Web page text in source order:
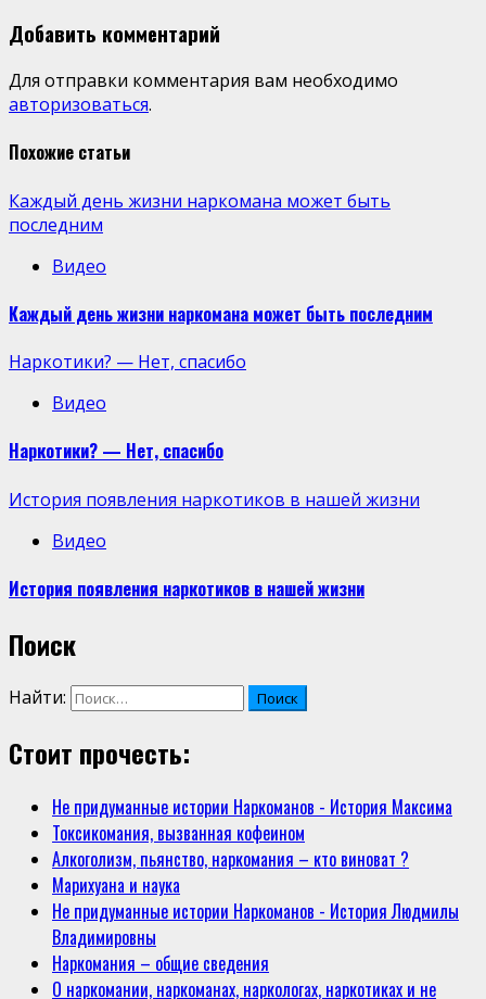
Добавить комментарий
Для отправки комментария вам необходимо
авторизоваться.
Похожие статьи
Каждый день жизни наркомана может быть
последним
Видео
Каждый день жизни наркомана может быть последним
Наркотики? — Нет, спасибо
Видео
Наркотики? — Нет, спасибо
История появления наркотиков в нашей жизни
Видео
История появления наркотиков в нашей жизни
Поиск
Найти:
Стоит прочесть:
Не придуманные истории Наркоманов - История Максима
Токсикомания, вызванная кофеином
Алкоголизм, пьянство, наркомания – кто виноват ?
Марихуана и наука
Не придуманные истории Наркоманов - История Людмилы
Владимировны
Наркомания – общие сведения
О наркомании, наркоманах, наркологах, наркотиках и не